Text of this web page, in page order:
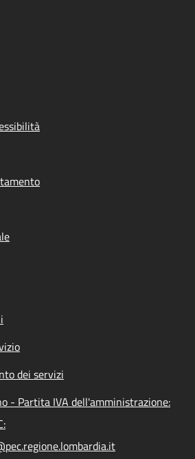
dei servizi
- Partita IVA dell'amministrazione: